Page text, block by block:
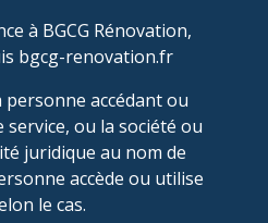
à BGCG Rénovation,
bgcg-renovation.fr
personne accédant ou
ou la société ou
juridique au nom de
accède ou utilise
le cas.